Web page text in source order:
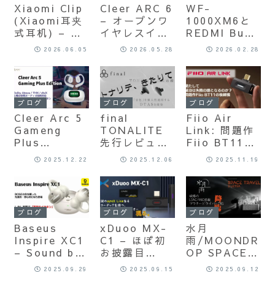
Xiaomi Clip
(Xiaomi耳夹
式耳机) – 超
低音モンスタ
ーはここにも
いた。 イヤー
カフで低音？
ちいさいけれ
ど、エグイ
奴・・・一聴
の価値ありで
すよ。
2026.06.05
Cleer ARC 6
– オープンワ
イヤレスイヤ
ホン界の王者
の一角がさら
に磨きをかけ
て戻ってき
た。。。
2026.05.28
WF-
1000XM6と
REDMI Buds
8 Pro –
44,550円 vs
8,980円 5倍
の価格差の先
には何があ
る？
2026.02.28
ブログ
Cleer Arc 5
Gameng
Plus
Edition: ベ
ールに包まれ
ていた”DTS
Headphone:
X”対応ゲー
ム版Arc5がつ
いに登場！日
本最速クラス
でレビューし
ます！（前編
2025.12.22
ブログ
final
TONALITE
先行レビュー
自腹レビュー
なので忖度な
しでガチレビ
ューいきまー
す -前編-
2025.12.06
ブログ
Fiio Air
Link: 問題作
Fiio BT11で
失われた信用
を回復できる
のか？ 最新
Bluetooth
Transmitter
日本最速クラ
スレビュー！
2025.11.19
ブログ
Baseus
Inspire XC1
– Sound by
BOSE, オー
2025.09.29
ブログ
xDuoo MX-
C1 – ほぼ初
お披露目
の”aptX2025.09.15
ブログ
水月
雨/MOONDR
OP SPACE
TRAVEL 2
2025.09.12